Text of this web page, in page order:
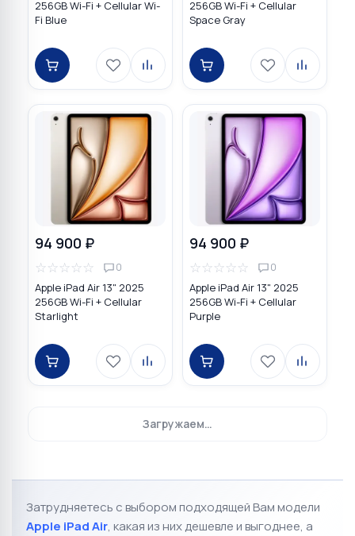
256GB Wi-Fi + Cellular Wi-
Fi Blue
256GB Wi-Fi + Cellular
Space Gray
94 900 ₽
☆☆☆☆☆ 0
Apple iPad Air 13" 2025
256GB Wi-Fi + Cellular
Starlight
94 900 ₽
☆☆☆☆☆ 0
Apple iPad Air 13" 2025
256GB Wi-Fi + Cellular
Purple
Загружаем…
Затрудняетесь с выбором подходящей Вам модели
Apple iPad Air, какая из них дешевле и выгоднее, а